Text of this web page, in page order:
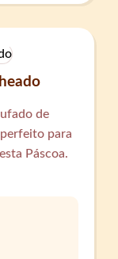
de
para
Páscoa.